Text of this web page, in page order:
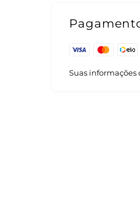
Suas informações